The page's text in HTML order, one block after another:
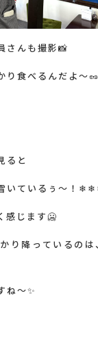
さんも撮影📸
り食べるんだよ～🥜
ると
いているぅ～！
感じます🥶
り降っているの
ね～✨